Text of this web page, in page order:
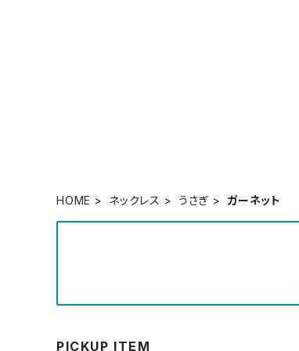
HOME ネックレス うさぎ ガーネット
PICKUP ITEM